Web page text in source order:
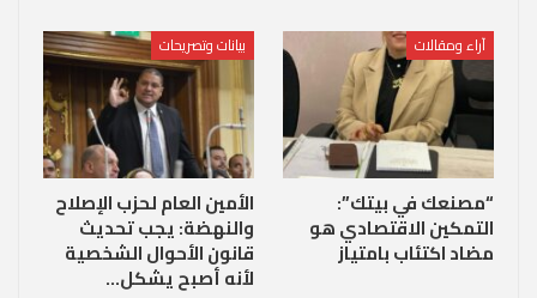
آراء ومقالات
“مصنعك في بيتك”:
التمكين الاقتصادي هو
مضاد اكتئاب بامتياز
بيانات وتصريحات
الأمين العام لحزب الإصلاح
والنهضة: يجب تحديث
قانون الأحوال الشخصية
لأنه أصبح يشكل…